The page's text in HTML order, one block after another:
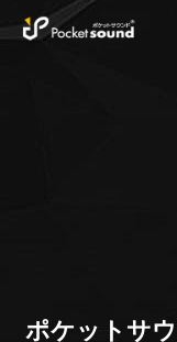
ポケットサ